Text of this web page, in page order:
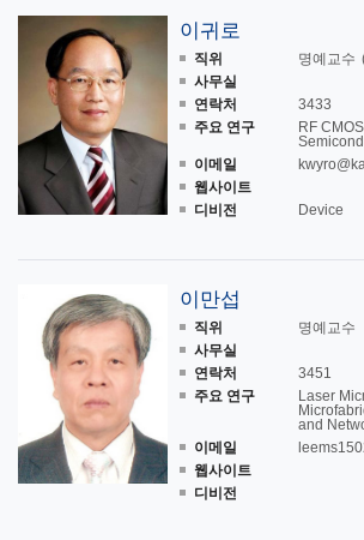
이귀로
직위 명예교수
사무실
연락처
3433
주요 연구
RF
이메일
웹사이트
디비전
Device
이만섭
직위
명예교수
사무실
연락처
3451
주요 연구
Laser
and
이메일
웹사이트
디비전